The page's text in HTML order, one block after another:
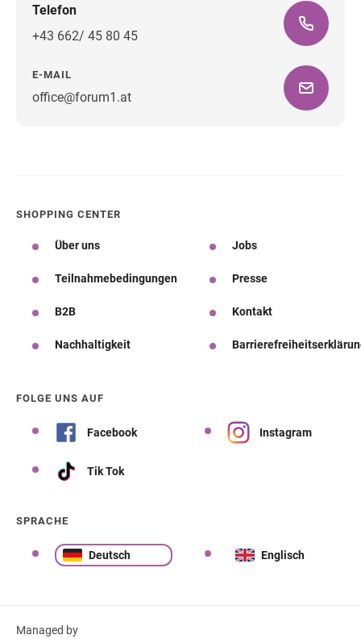
Telefon
+43 662/ 45 80 45
E-MAIL
office@forum1.at
SHOPPING CENTER
Über uns Jobs
Teilnahmebedingungen Presse
B2B Kontakt
Nachhaltigkeit
FOLGE UNS AUF
Facebook Instagram
Tik Tok
SPRACHE
Deutsch Englisch
Managed by